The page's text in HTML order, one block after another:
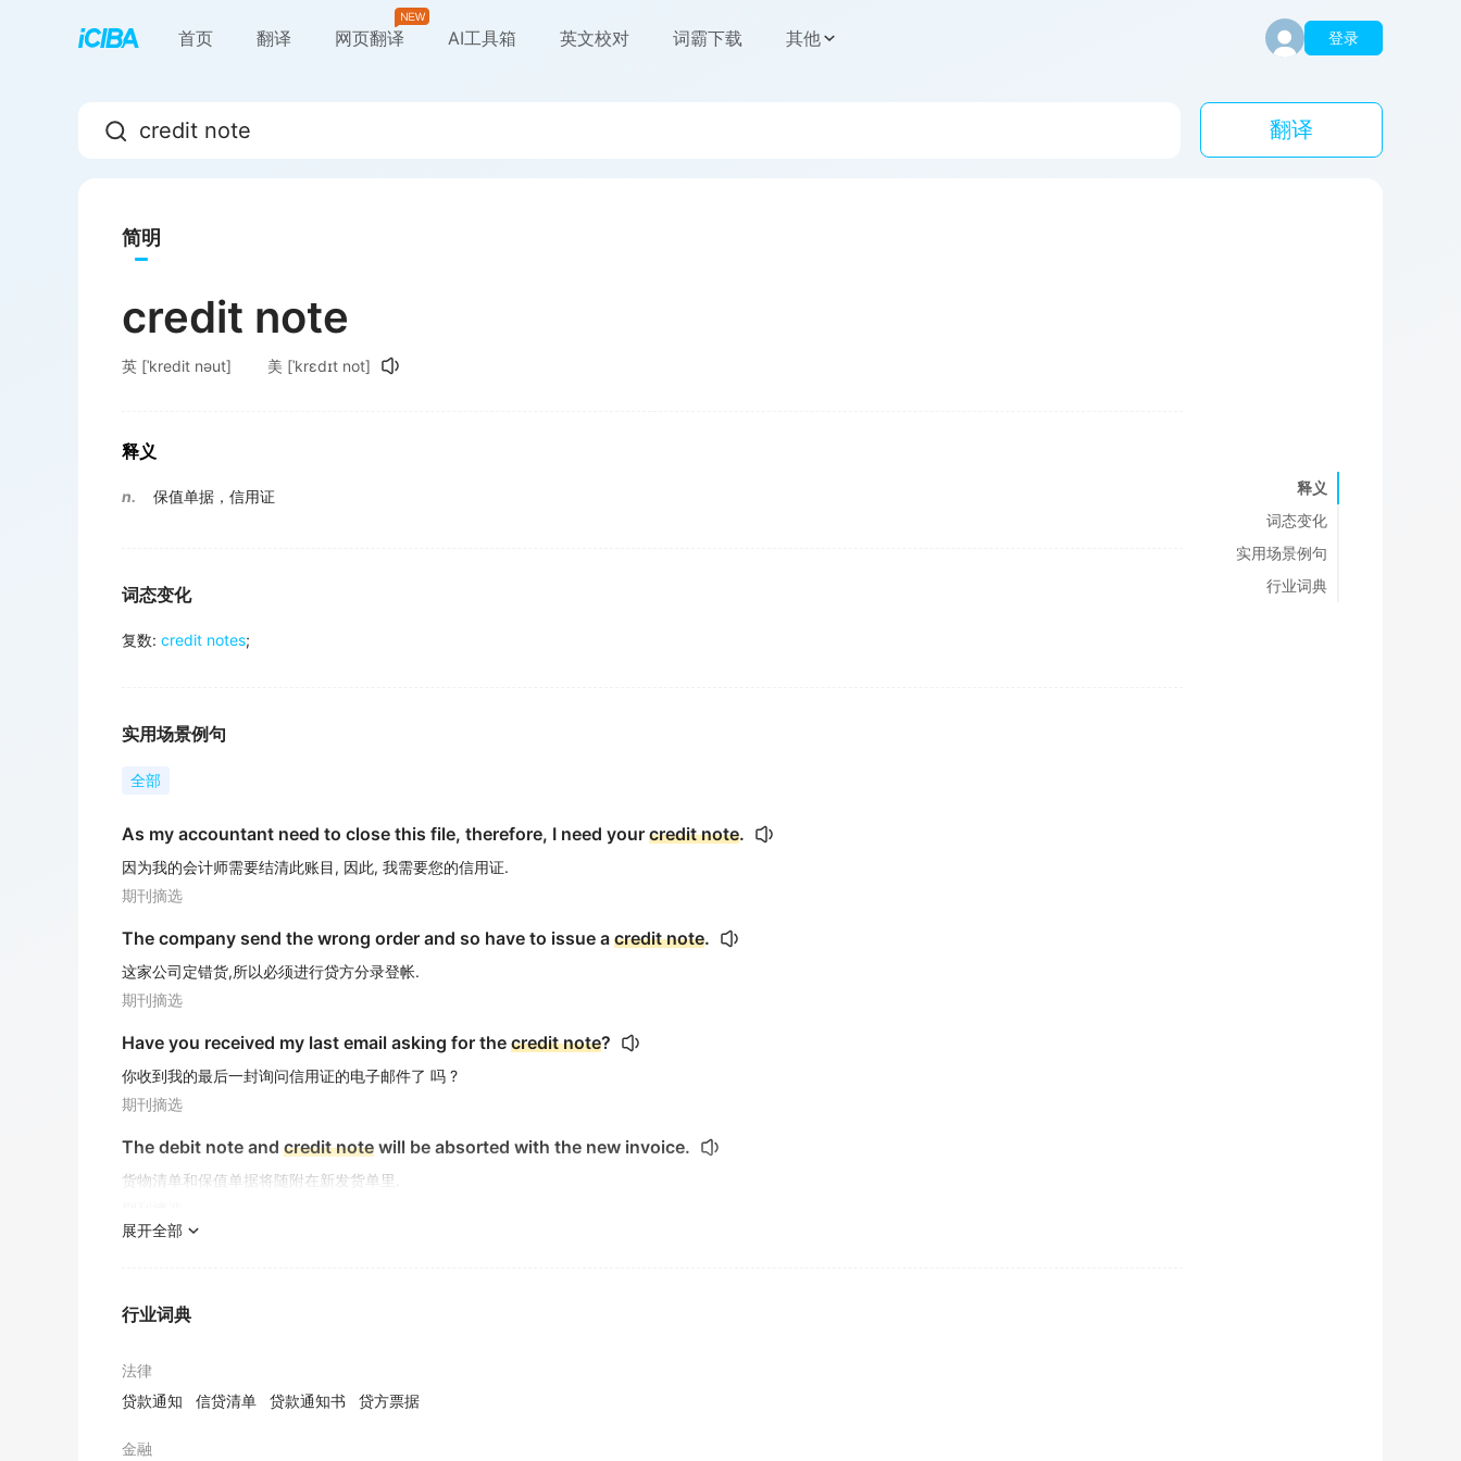
首页 翻译 网页翻译 AI工具箱 英文校对 词霸下载 其他 登录
翻译
简明
credit note
英 [ˈkredit nəut] 美 [ˈkrɛdɪt not]
释义
n. 保值单据，信用证
词态变化
复数: credit notes;
实用场景例句
全部
As my accountant need to close this file, therefore, I need your credit note.
因为我的会计师需要结清此账目, 因此, 我需要您的信用证.
期刊摘选
The company send the wrong order and so have to issue a credit note.
这家公司定错货,所以必须进行贷方分录登帐.
期刊摘选
Have you received my last email asking for the credit note?
你收到我的最后一封询问信用证的电子邮件了 吗 ?
期刊摘选
The debit note and credit note will be absorted with the new invoice.
货物清单和保值单据将随附在新发货单里.
展开全部
行业词典
法律
贷款通知
信贷清单 贷款通知书 贷方票据
金融
释义
词态变化
实用场景例句
行业词典